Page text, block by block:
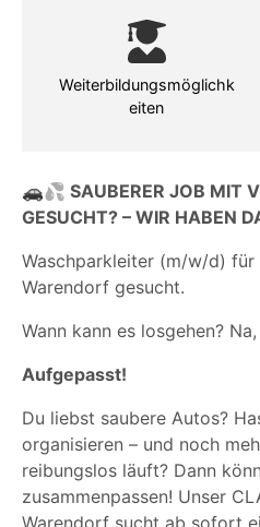
🚗💦 SAUBERER JOB MIT
GESUCHT? – WIR HABEN
Waschparkleiter (m/w/d) für
Warendorf gesucht.
Wann kann es losgehen?
Aufgepasst!
Du liebst saubere Autos?
organisieren – und noch
reibungslos läuft? Dann
zusammenpassen! Unser
Weiterbildungsmöglichk
eiten